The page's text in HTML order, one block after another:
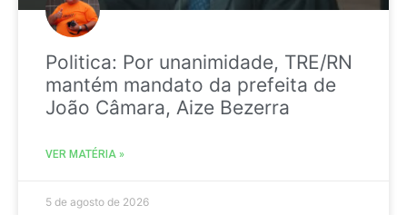
Politica: Por unanimidade, TRE/RN
mantém mandato da prefeita de
João Câmara, Aize Bezerra
VER MATÉRIA »
5 de agosto de 2026